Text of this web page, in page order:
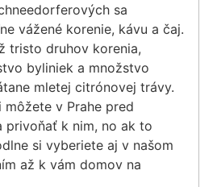
sa
vážené korenie, kávu a čaj.
tristo druhov korenia,
byliniek a množstvo
mletej citrónovej trávy.
v Prahe pred
privoňať k nim, no ak to
si vyberiete aj v našom
až k vám domov na